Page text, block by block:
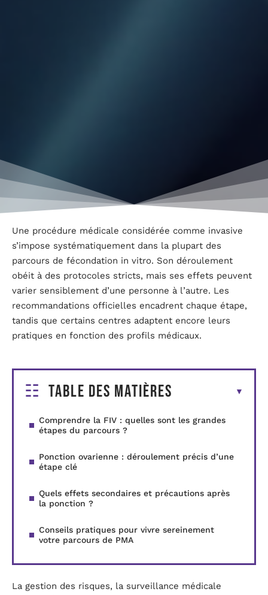
Une procédure médicale considérée comme invasive
s’impose systématiquement dans la plupart des
parcours de fécondation in vitro. Son déroulement
obéit à des protocoles stricts, mais ses effets peuvent
varier sensiblement d’une personne à l’autre. Les
recommandations officielles encadrent chaque étape,
tandis que certains centres adaptent encore leurs
pratiques en fonction des profils médicaux.
Table des matières
Comprendre la FIV : quelles sont les grandes
étapes du parcours ?
Ponction ovarienne : déroulement précis d’une
étape clé
Quels effets secondaires et précautions après
la ponction ?
Conseils pratiques pour vivre sereinement
votre parcours de PMA
La gestion des risques, la surveillance médicale